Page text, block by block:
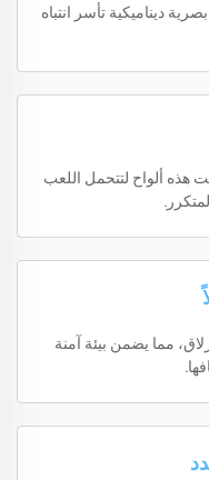
ديناميكية تأسر انتباه
ألواح لتتحمل اللعب
مما يضمن بيئة آمنة